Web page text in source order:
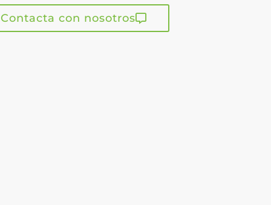
Contacta con nosotros